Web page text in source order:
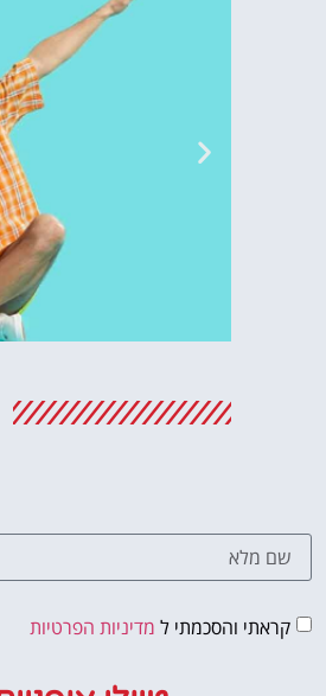
מומלץ?
קראתי והסכמתי ל מדיניות הפרטיות